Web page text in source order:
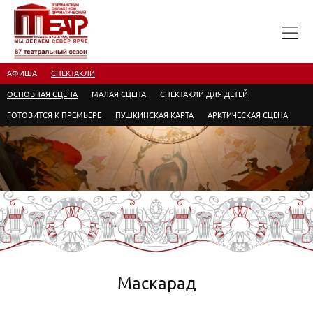
АФИША СПЕКТАКЛИ
ОСНОВНАЯ СЦЕНА МАЛАЯ СЦЕНА СПЕКТАКЛИ ДЛЯ ДЕТЕЙ
ГОТОВИТСЯ К ПРЕМЬЕРЕ ПУШКИНСКАЯ КАРТА АРКТИЧЕСКАЯ СЦЕНА
Маскарад